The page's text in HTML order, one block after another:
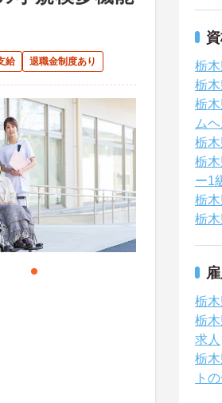
給 退職金制度あり
栃
栃
栃
ム
栃
栃
ー1
栃
栃
栃
栃
求人
栃
ト